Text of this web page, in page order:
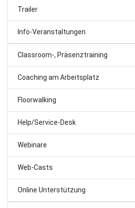
Trailer
Info-Veranstaltungen
Classroom-, Präsenztraining
Coaching am Arbeitsplatz
Floorwalking
Help/Service-Desk
Webinare
Web-Casts
Online Unterstützung